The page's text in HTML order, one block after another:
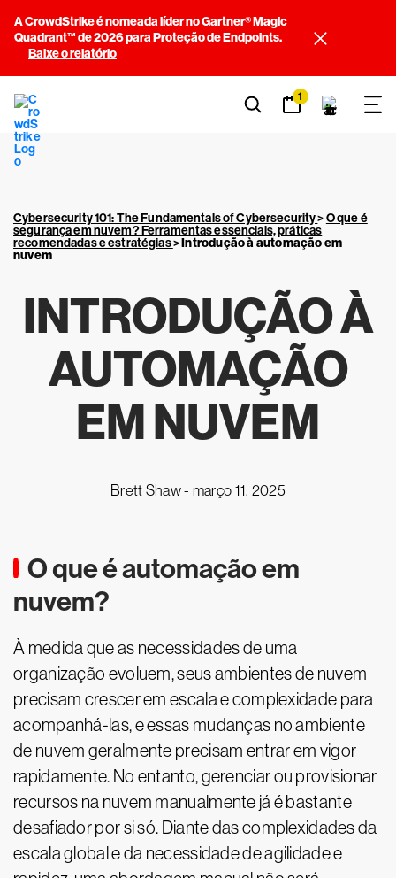
A CrowdStrike é nomeada líder no Gartner® Magic
Quadrant™ de 2026 para Proteção de Endpoints.
Baixe o relatório
1
Cybersecurity 101: The Fundamentals of Cybersecurity>O que é
segurança em nuvem? Ferramentas essenciais, práticas
recomendadas e estratégias>Introdução à automação em
nuvem
INTRODUÇÃO À
AUTOMAÇÃO
EM NUVEM
Brett Shaw - março 11, 2025
O que é automação em
nuvem?
À medida que as necessidades de uma
organização evoluem, seus ambientes de nuvem
precisam crescer em escala e complexidade para
acompanhá-las, e essas mudanças no ambiente
de nuvem geralmente precisam entrar em vigor
rapidamente. No entanto, gerenciar ou provisionar
recursos na nuvem manualmente já é bastante
desafiador por si só. Diante das complexidades da
escala global e da necessidade de agilidade e